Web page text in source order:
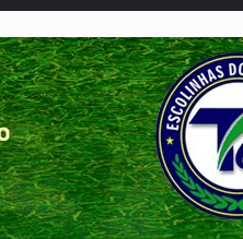
equipe
novos
Oeste